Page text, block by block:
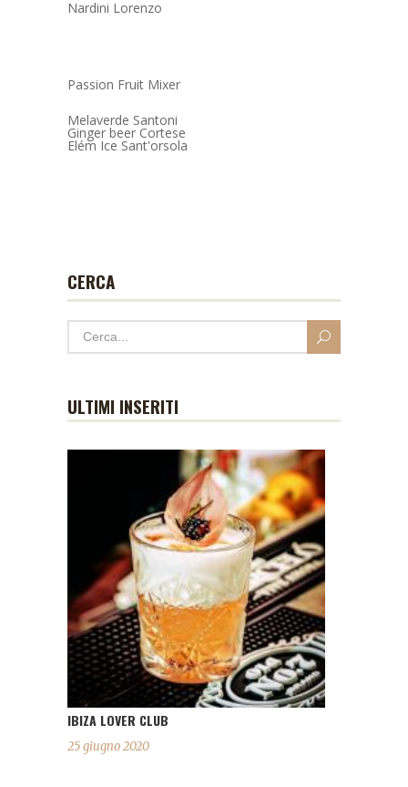
Nardini Lorenzo
Passion Fruit Mixer
Melaverde Santoni
Ginger beer Cortese
Elém Ice Sant'orsola
CERCA
ULTIMI INSERITI
IBIZA LOVER CLUB
25 giugno 2020